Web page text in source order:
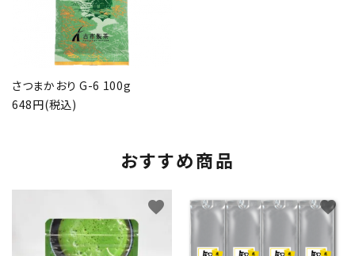
さつまかおり G-6 100g
648円(税込)
おすすめ商品
favorite favorite